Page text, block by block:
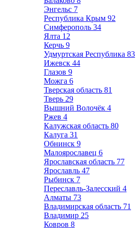
Энгельс 7
Республика Крым 92
Симферополь 34
Ялта 12
Керчь 9
Удмуртская Республика 83
Ижевск 44
Глазов 9
Можга 6
Тверская область 81
Тверь 29
Вышний Волочёк 4
Ржев 4
Калужская область 80
Калуга 31
Обнинск 9
Малоярославец 6
Ярославская область 77
Ярославль 47
Рыбинск 7
Переславль-Залесский 4
Алматы 73
Владимирская область 71
Владимир 25
Ковров 8